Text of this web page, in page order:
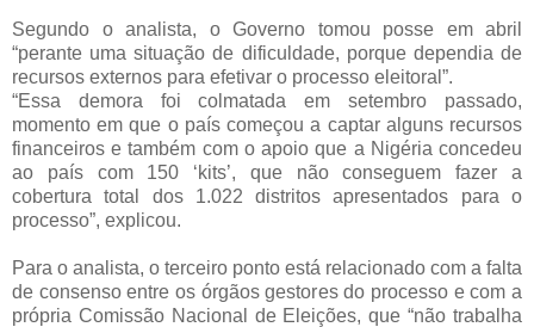
Segundo o analista, o Governo tomou posse em abril
“perante uma situação de dificuldade, porque dependia de
recursos externos para efetivar o processo eleitoral”.
“Essa demora foi colmatada em setembro passado,
momento em que o país começou a captar alguns recursos
financeiros e também com o apoio que a Nigéria concedeu
ao país com 150 ‘kits’, que não conseguem fazer a
cobertura total dos 1.022 distritos apresentados para o
processo”, explicou.
Para o analista, o terceiro ponto está relacionado com a falta
de consenso entre os órgãos gestores do processo e com a
própria Comissão Nacional de Eleições, que “não trabalha